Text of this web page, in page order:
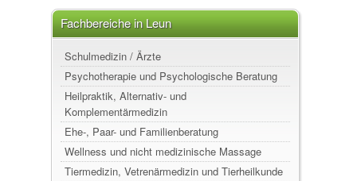
Fachbereiche in Leun
Schulmedizin / Ärzte
Psychotherapie und Psychologische Beratung
Heilpraktik, Alternativ- und
Komplementärmedizin
Ehe-, Paar- und Familienberatung
Wellness und nicht medizinische Massage
Tiermedizin, Vetrenärmedizin und Tierheilkunde